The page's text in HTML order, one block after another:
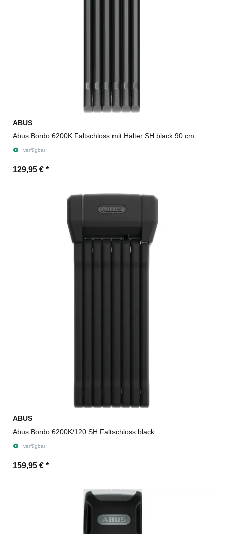
ABUS
Abus Bordo 6200K Faltschloss mit Halter SH black 90 cm
verfügbar
129,95 € *
ABUS
Abus Bordo 6200K/120 SH Faltschloss black
verfügbar
159,95 € *